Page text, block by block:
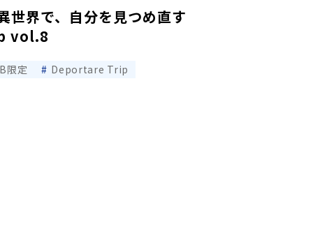
世界で、自分を見つめ直す
vol.8
限定 Deportare Trip